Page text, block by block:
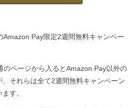
Amazon Pay限定2週間無料キャンペー
のページから入るとAmazon Pay以外の
それらは全て2週間無料キャンペーン
す。